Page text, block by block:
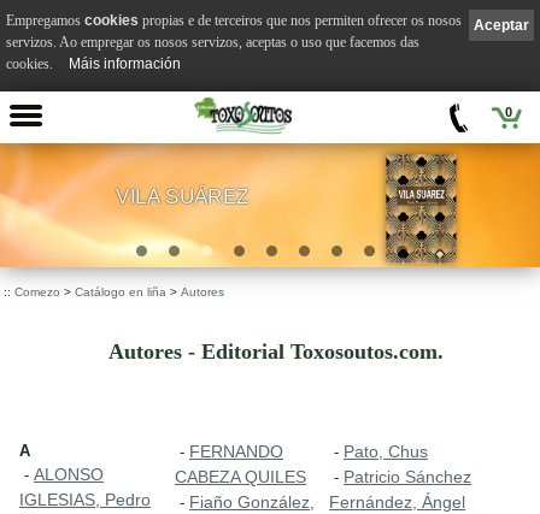
0
VILA SUÁREZ
:: Comezo > Catálogo en liña > Autores
Autores - Editorial Toxosoutos.com.
A
- ALONSO
IGLESIAS, Pedro
- FERNANDO
CABEZA QUILES
- Fiaño González,
- Pato, Chus
- Patricio Sánchez
Fernández, Ángel
Aceptar
Empregamos cookies propias e de terceiros que nos permiten ofrecer os nosos
servizos. Ao empregar os nosos servizos, aceptas o uso que facemos das
cookies.
Máis información